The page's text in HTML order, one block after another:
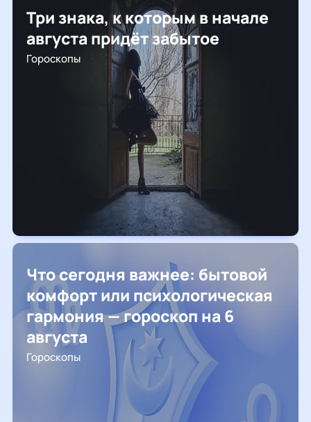
Три знака, к которым в начале
августа придёт забытое
Гороскопы
Что сегодня важнее: бытовой
комфорт или психологическая
гармония — гороскоп на 6
августа
Гороскопы